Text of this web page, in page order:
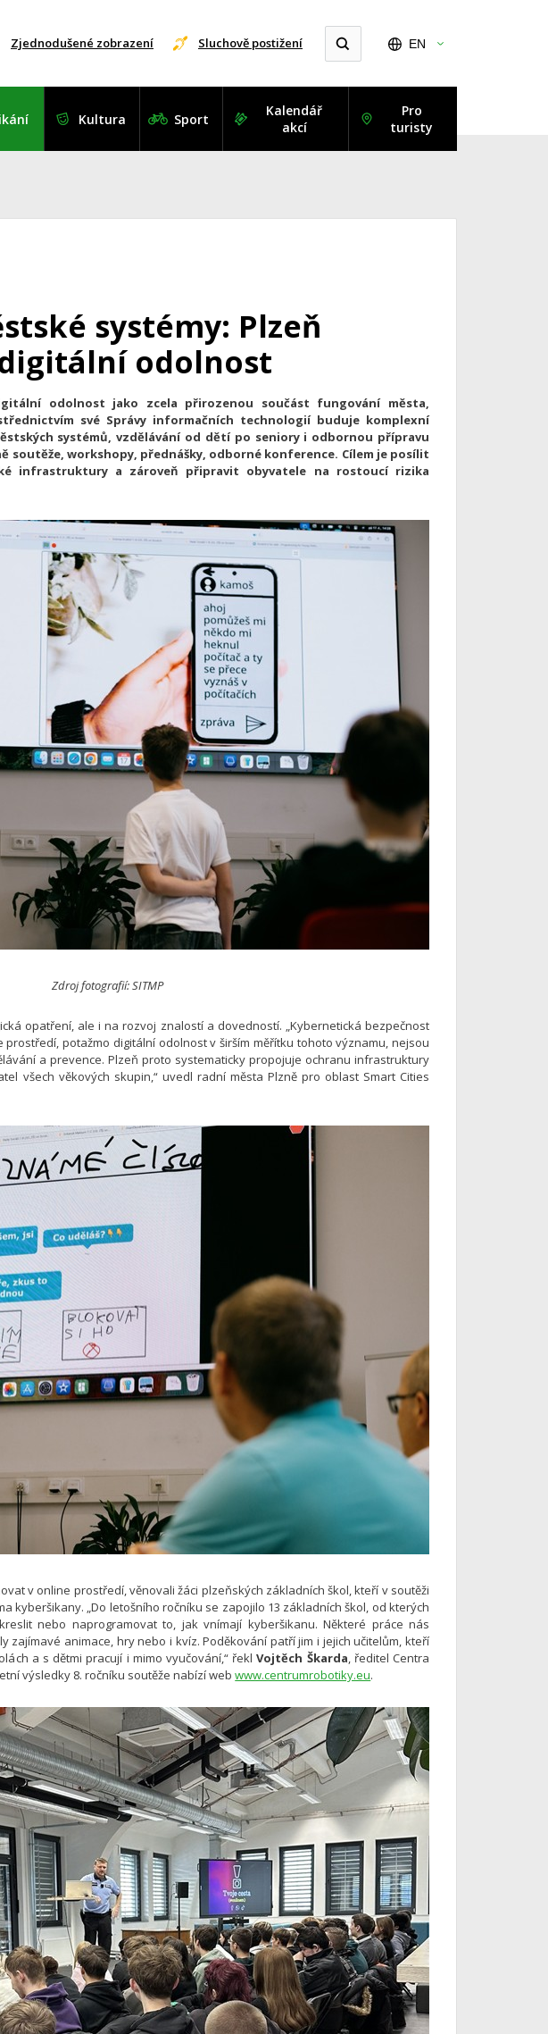
Zjednodušené zobrazení Sluchově postižení EN
Kultura Sport
Kalendář
akcí
Pro
turisty
systémy: Plzeň
odolnost
odolnost jako zcela přirozenou součást fungování města,
své Správy informačních technologií buduje komplexní
systémů, vzdělávání od dětí po seniory i odbornou přípravu
soutěže, workshopy, přednášky, odborné konference. Cílem je posílit
infrastruktury a zároveň připravit obyvatele na rostoucí rizika
Zdroj fotografií: SITMP
opatření, ale i na rozvoj znalostí a dovedností. „Kybernetická bezpečnost
potažmo digitální odolnost v širším měřítku tohoto významu, nejsou
a prevence. Plzeň proto systematicky propojuje ochranu infrastruktury
všech věkových skupin,“ uvedl radní města Plzně pro oblast Smart Cities
v online prostředí, věnovali žáci plzeňských základních škol, kteří v soutěži
kyberšikany. „Do letošního ročníku se zapojilo 13 základních škol, od kterých
nebo naprogramovat to, jak vnímají kyberšikanu. Některé práce nás
zajímavé animace, hry nebo i kvíz. Poděkování patří jim i jejich učitelům, kteří
a s dětmi pracují i mimo vyučování,“ řeklVojtěch Škarda, ředitel Centra
výsledky 8. ročníku soutěže nabízí webwww.centrumrobotiky.eu.